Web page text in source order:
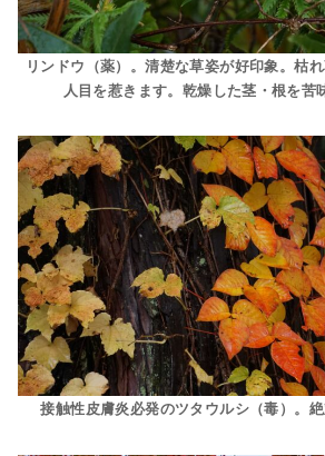
リンドウ（薬）。清楚な草姿が好印象。枯
人目を惹きます。乾燥した茎・根を苦
接触性皮膚炎必発のツタウルシ（毒）。絶